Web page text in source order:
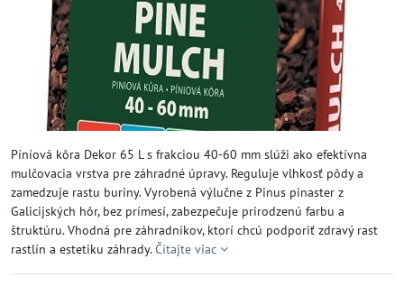
Píníová kôra Dekor 65 L s frakciou 40-60 mm slúži ako efektívna
mulčovacia vrstva pre záhradné úpravy. Reguluje vlhkosť pôdy a
zamedzuje rastu buriny. Vyrobená výlučne z Pinus pinaster z
Galicijských hôr, bez prímesí, zabezpečuje prirodzenú farbu a
štruktúru. Vhodná pre záhradníkov, ktorí chcú podporiť zdravý rast
rastlín a estetiku záhrady.Čítajte viac